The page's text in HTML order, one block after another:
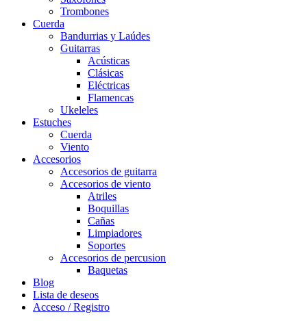
Trombones
Cuerda
Bandurrias y Laúdes
Guitarras
Acústicas
Clásicas
Eléctricas
Flamencas
Ukeleles
Estuches
Cuerda
Viento
Accesorios
Accesorios de guitarra
Accesorios de viento
Atriles
Boquillas
Cañas
Limpiadores
Soportes
Accesorios de percusion
Baquetas
Blog
Lista de deseos
Acceso / Registro